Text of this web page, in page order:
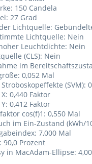
150 Candela
27 Grad
Lichtquelle:
Lichtquelle: Nein
Leuchtdichte: Nein
(CLS): Nein
im
0,052 Mal
(SVM):
0,440 Faktor
0,412 Faktor
cos(f)1: 0,550 Mal
im Ein-Zustand (kWh/
7,000 Mal
90,0 Prozent
in MacAdam-Ellipse: